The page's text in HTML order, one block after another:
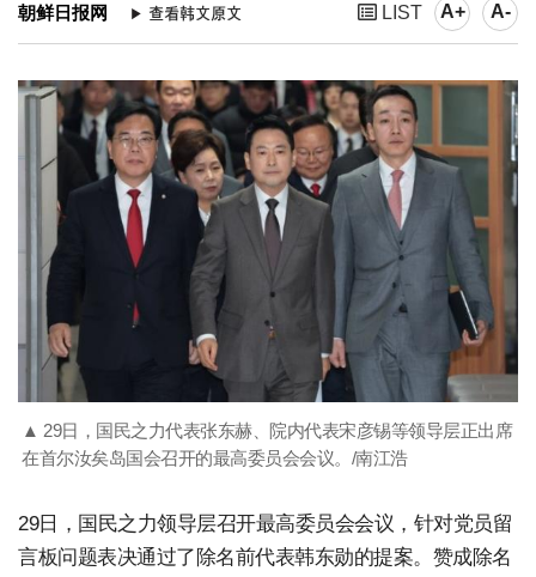
朝鲜日报网 LIST A+ A-
▲ 29日，国民之力代表张东赫、院内代表宋彦锡等领导层正出席
在首尔汝矣岛国会召开的最高委员会会议。/南江浩
29日，国民之力领导层召开最高委员会会议，针对党员留
言板问题表决通过了除名前代表韩东勋的提案。赞成除名